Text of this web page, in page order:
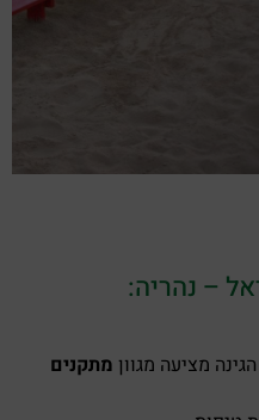
– נהריה:
מציעה מגוון מתקנים